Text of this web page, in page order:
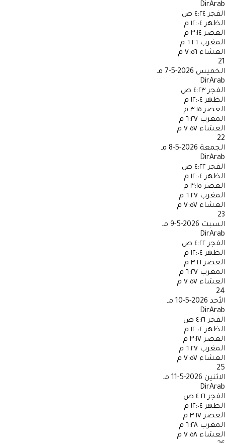
DirArab
الفجر ٤:٢٤ ص
الظهر ١٢:٠٤ م
العصر ٣:١٤ م
المغرب ٦:٢٦ م
العشاء ٧:٥٦ م
21
الخميس 2026-5-7 مـ
DirArab
الفجر ٤:٢٣ ص
الظهر ١٢:٠٤ م
العصر ٣:١٥ م
المغرب ٦:٢٧ م
العشاء ٧:٥٧ م
22
الجمعة 2026-5-8 مـ
DirArab
الفجر ٤:٢٢ ص
الظهر ١٢:٠٤ م
العصر ٣:١٥ م
المغرب ٦:٢٧ م
العشاء ٧:٥٧ م
23
السبت 2026-5-9 مـ
DirArab
الفجر ٤:٢٢ ص
الظهر ١٢:٠٤ م
العصر ٣:١٦ م
المغرب ٦:٢٧ م
العشاء ٧:٥٧ م
24
الأحد 2026-5-10 مـ
DirArab
الفجر ٤:٢١ ص
الظهر ١٢:٠٤ م
العصر ٣:١٧ م
المغرب ٦:٢٧ م
العشاء ٧:٥٧ م
25
الاثنين 2026-5-11 مـ
DirArab
الفجر ٤:٢١ ص
الظهر ١٢:٠٤ م
العصر ٣:١٧ م
المغرب ٦:٢٨ م
العشاء ٧:٥٨ م